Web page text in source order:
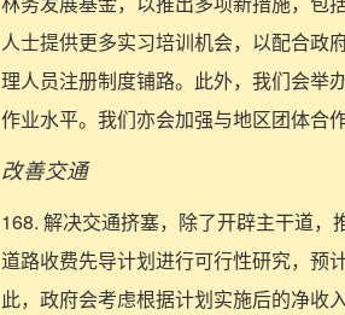
人士提供更多实习培训机会，以配合政
理人员注册制度铺路。此外，我们会举
作业水平。我们亦会加强与地区团体合
改善交通
168. 解决交通挤塞，除了开辟主干道
道路收费先导计划进行可行性研究，预
此，政府会考虑根据计划实施后的净收